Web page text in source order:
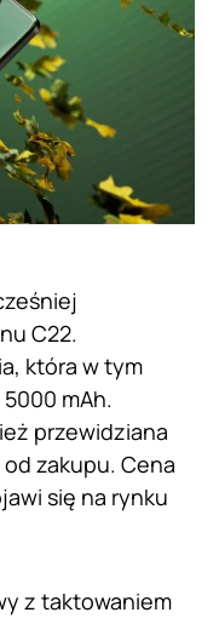
C22.
która w tym
mAh.
przewidziana
zakupu. Cena
się na rynku
z taktowaniem